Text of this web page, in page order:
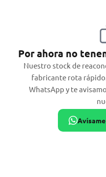
Por ahora no
Nuestro stock de
fabricante rota
WhatsApp y te